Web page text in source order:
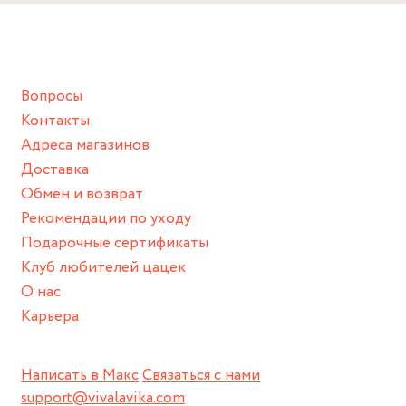
Снимайте ваше украшение перед купанием (и в море, и в
спортивный инвентарь).
Храните изделие в сухом месте.
Для надежного хранения мы доставляем все изделия в
нашей фирменной коробке или упаковке бренда.
Пожалуйста, используйте эту упаковку для хранения,
пока не носите украшение на себе.
Написать в МаксСвязаться с нами
support@vivalavika.com
Вопросы
Контакты
Адреса магазинов
Доставка
Обмен и возврат
Рекомендации по уходу
Подарочные сертификаты
Клуб любителей цацек
О нас
Карьера